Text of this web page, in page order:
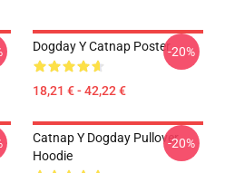
Dogday Y Catnap Poster
18,21 € - 42,22 €
-20%
Catnap Y Dogday Pullover
Hoodie
-20%